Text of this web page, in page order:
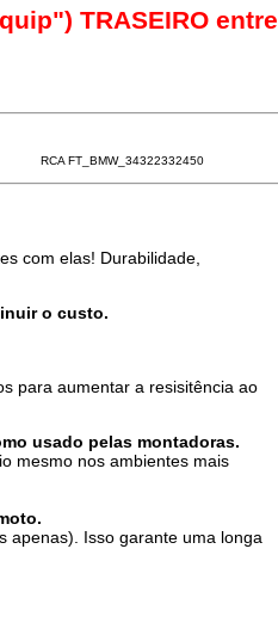
TRASEIRO entre
RCA FT_BMW_34322332450
com elas! Durabilidade,
o custo.
para aumentar a resisitência ao
usado pelas montadoras.
mesmo nos ambientes mais
apenas). Isso garante uma longa